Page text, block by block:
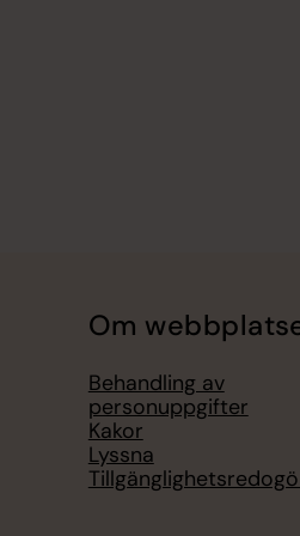
Om
Behandling av
personuppgifter
Kakor
Lyssna